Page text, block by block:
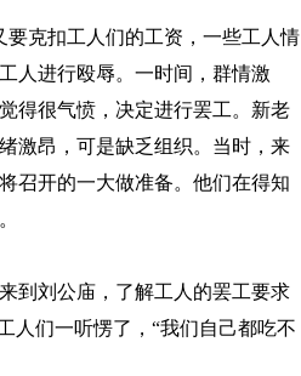
克扣工人们的工资，一些工人情
人进行殴辱。一时间，群情激
得很气愤，决定进行罢工。新老
激昂，可是缺乏组织。当时，来
召开的一大做准备。他们在得知
刘公庙，了解工人的罢工要求
人们一听愣了，“我们自己都吃不